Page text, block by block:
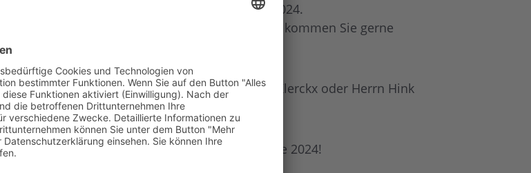
der Aktionswoche „Rund ums Älter werden“ 2024.
Alle Interessierten sind herzlich willkommen, kommen Sie gerne
Aktionswoche können Sie sich bei Frau Klerckx oder Herrn Hink
an senioren@nettetal.de wenden.
Ihnen viel Spaß bei der Aktionswoche 2024!